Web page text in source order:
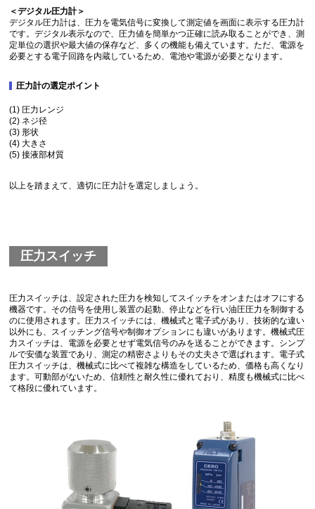
＜デジタル圧力計＞
デジタル圧力計は、圧力を電気信号に変換して測定値を画面に表示する圧力計
です。デジタル表示なので、圧力値を簡単かつ正確に読み取ることができ、測
定単位の選択や最大値の保存など、多くの機能も備えています。ただ、電源を
必要とする電子回路を内蔵しているため、電池や電源が必要となります。
圧力計の選定ポイント
(1) 圧力レンジ
(2) ネジ径
(3) 形状
(4) 大きさ
(5) 接液部材質
以上を踏まえて、適切に圧力計を選定しましょう。
圧力スイッチ
圧力スイッチは、設定された圧力を検知してスイッチをオンまたはオフにする
機器です。その信号を使用し装置の起動、停止などを行い油圧圧力を制御する
のに使用されます。圧力スイッチには、機械式と電子式があり、技術的な違い
以外にも、スイッチング信号や制御オプションにも違いがあります。機械式圧
力スイッチは、電源を必要とせず電気信号のみを送ることができます。シンプ
ルで安価な装置であり、測定の精密さよりもその丈夫さで選ばれます。電子式
圧力スイッチは、機械式に比べて複雑な構造をしているため、価格も高くなり
ます。可動部がないため、信頼性と耐久性に優れており、精度も機械式に比べ
て格段に優れています。